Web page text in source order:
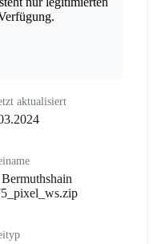
aktualisiert